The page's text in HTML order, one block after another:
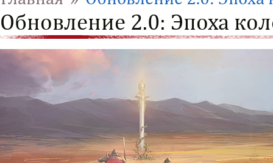
Обновление 2.0: Эпоха